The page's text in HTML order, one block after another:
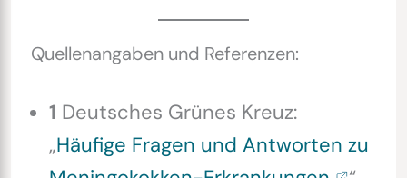
Quellenangaben und Referenzen:
1 Deutsches Grünes Kreuz:
„Häufige Fragen und Antworten zu